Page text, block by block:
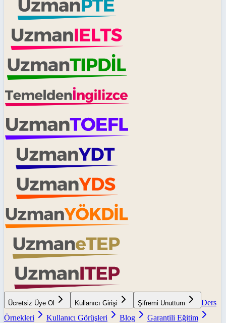
Ücretsiz Üye Ol Kullanıcı Girişi Şifremi Unuttum
Ders
Örnekleri
Kullanıcı Görüşleri Blog
Garantili Eğitim